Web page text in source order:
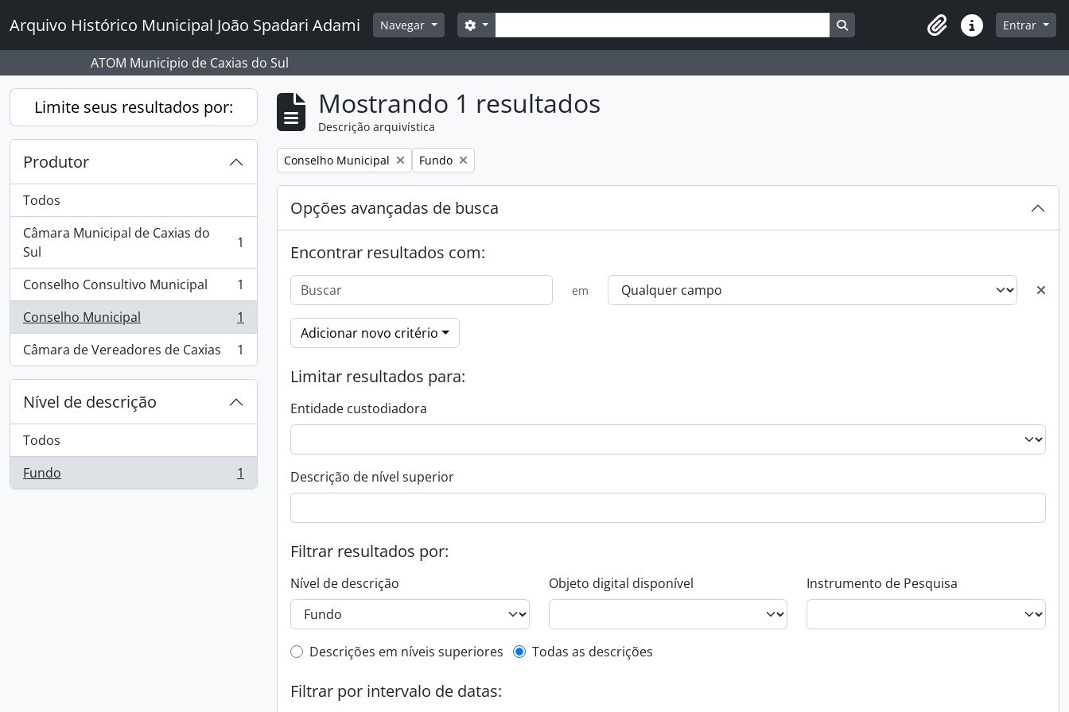
Arquivo Histórico Municipal João Spadari Adami Navegar Buscar
Opções de busca Busque na página de navegação
Atalhos Entrar
ATOM Municipio de Caxias do Sul
Limite seus resultados por:
Produtor
Todos
Câmara Municipal de Caxias do
Sul
, 1 resultados 1
Conselho Consultivo Municipal
, 1 resultados
1
Conselho Municipal
, 1 resultados
1
Câmara de Vereadores de Caxias
, 1 resultados 1
Nível de descrição
Todos
Fundo
, 1 resultados 1
Mostrando 1 resultados
Descrição arquivística
Remover filtro:
Conselho Municipal Remover filtro:
Fundo
Opções avançadas de busca
Encontrar resultados com:
em
Adicionar novo critério
Limitar resultados para:
Entidade custodiadora
Descrição de nível superior
Filtrar resultados por:
Nível de descrição Objeto digital disponível Instrumento de Pesquisa
Filtro de descrição de nível superior
Descrições em níveis superiores Todas as descrições
Filtrar por intervalo de datas: